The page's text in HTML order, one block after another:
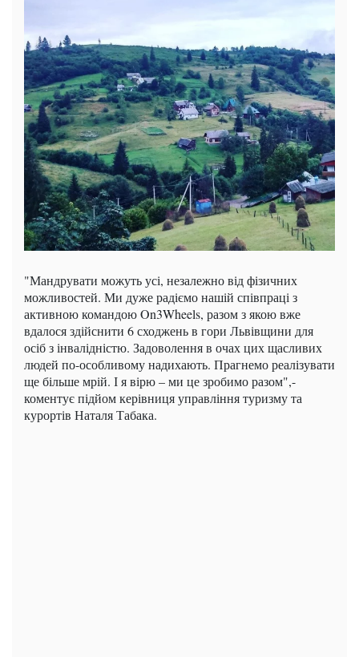
"Мандрувати можуть усі, незалежно від фізичних
можливостей. Ми дуже радіємо нашій співпраці з
активною командою On3Wheels, разом з якою вже
вдалося здійснити 6 сходжень в гори Львівщини для
осіб з інвалідністю. Задоволення в очах цих щасливих
людей по-особливому надихають. Прагнемо реалізувати
ще більше мрій. І я вірю – ми це зробимо разом",-
коментує підйом керівниця управління туризму та
курортів Наталя Табака.